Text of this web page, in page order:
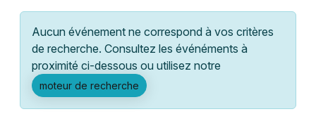
Grands événements
Activité & Expérience
Manifestations
Lille
Lyon
Marseille
Aucun événement ne correspond à vos critères
de recherche. Consultez les événéments à
proximité ci-dessous ou utilisez notre
moteur de recherche
Quand ?
Ce week-end